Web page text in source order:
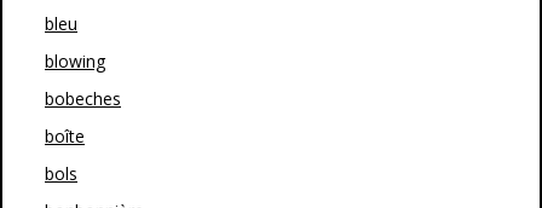
bleu
blowing
bobeches
boîte
bols